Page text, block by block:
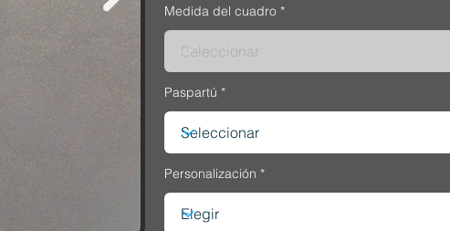
Medida del cuadro
Paspartú
Personalización